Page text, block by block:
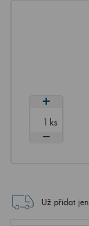
ks
Už přidat jen